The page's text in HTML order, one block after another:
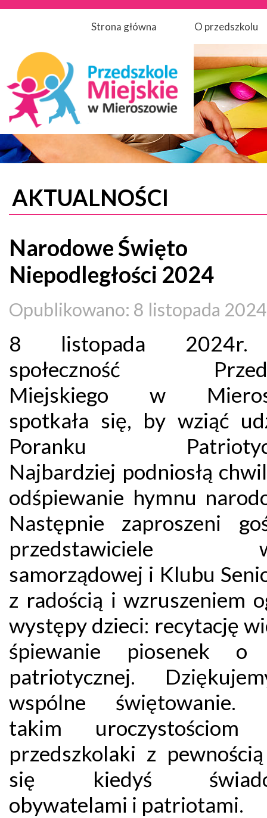
Strona główna O przedszkolu
AKTUALNOŚCI
Narodowe Święto
Niepodległości 2024
Opublikowano: 8 listopada 2024
8 listopada 2024r.
społeczność
Miejskiego w
spotkała się, by wziąć
Poranku
Najbardziej podniosłą
odśpiewanie hymnu
Następnie zaproszeni
przedstawiciele
samorządowej i Klubu
z radością i wzruszeniem
występy dzieci: recytację
śpiewanie piosenek o
patriotycznej.
wspólne świętowanie.
takim uroczystościom
przedszkolaki z
się kiedyś
obywatelami i patriotami.